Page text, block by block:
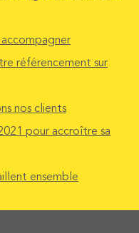
référencement sur
nos clients
pour accroître sa
ensemble